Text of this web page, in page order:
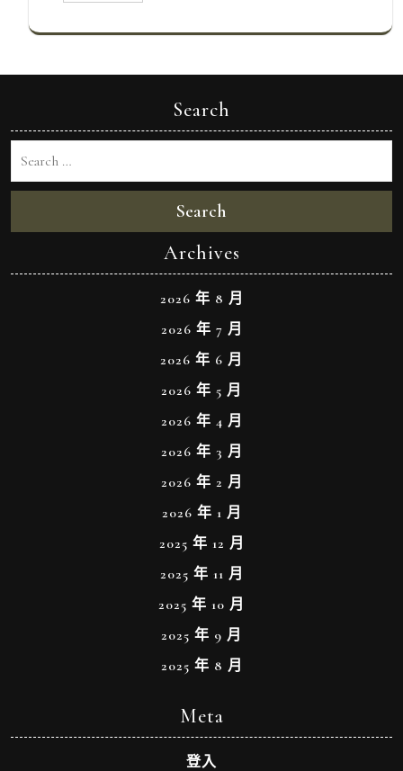
Search
Search
Archives
2026 年 8 月
2026 年 7 月
2026 年 6 月
2026 年 5 月
2026 年 4 月
2026 年 3 月
2026 年 2 月
2026 年 1 月
2025 年 12 月
2025 年 11 月
2025 年 10 月
2025 年 9 月
2025 年 8 月
Meta
登入